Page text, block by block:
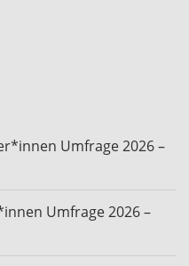
Umfrage 2026 –
Umfrage 2026 –